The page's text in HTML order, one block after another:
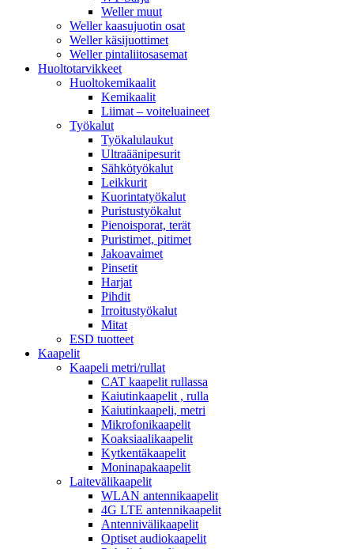
Weller muut
Weller kaasujuotin osat
Weller käsijuottimet
Weller pintaliitosasemat
Huoltotarvikkeet
Huoltokemikaalit
Kemikaalit
Liimat – voiteluaineet
Työkalut
Työkalulaukut
Ultraäänipesurit
Sähkötyökalut
Leikkurit
Kuorintatyökalut
Puristustyökalut
Pienoisporat, terät
Puristimet, pitimet
Jakoavaimet
Pinsetit
Harjat
Pihdit
Irroitustyökalut
Mitat
ESD tuotteet
Kaapelit
Kaapeli metri/rullat
CAT kaapelit rullassa
Kaiutinkaapelit , rulla
Kaiutinkaapeli, metri
Mikrofonikaapelit
Koaksiaalikaapelit
Kytkentäkaapelit
Moninapakaapelit
Laitevälikaapelit
WLAN antennikaapelit
4G LTE antennikaapelit
Antennivälikaapelit
Optiset audiokaapelit